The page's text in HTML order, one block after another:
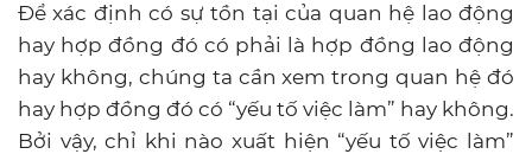
Để xác định có sự tồn tại của quan hệ lao động
hay hợp đồng đó có phải là hợp đồng lao động
hay không, chúng ta cần xem trong quan hệ đó
hay hợp đồng đó có “yếu tố việc làm” hay không.
Bởi vậy, chỉ khi nào xuất hiện “yếu tố việc làm”